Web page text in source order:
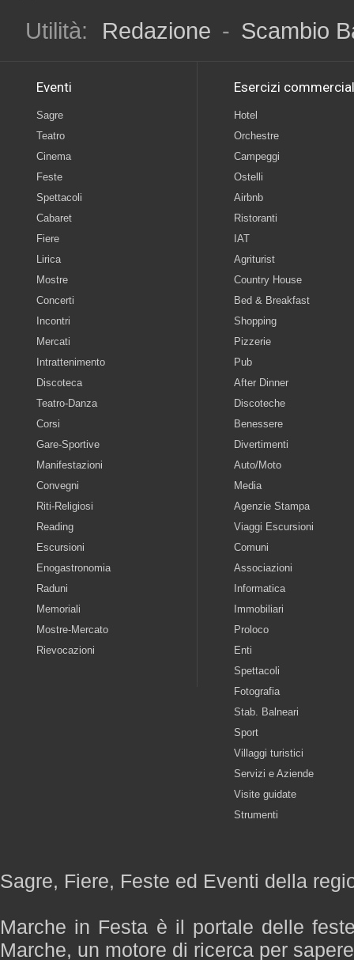
Utilità:
Redazione - Scambio
Eventi
Sagre
Teatro
Cinema
Feste
Spettacoli
Cabaret
Fiere
Lirica
Mostre
Concerti
Incontri
Mercati
Intrattenimento
Discoteca
Teatro-Danza
Corsi
Gare-Sportive
Manifestazioni
Convegni
Riti-Religiosi
Reading
Escursioni
Enogastronomia
Raduni
Memoriali
Mostre-Mercato
Rievocazioni
Esercizi
Hotel
Orchestre
Campeggi
Ostelli
Airbnb
Ristoranti
IAT
Agriturist
Country House
Bed & Breakfast
Shopping
Pizzerie
Pub
After Dinner
Discoteche
Benessere
Divertimenti
Auto/Moto
Media
Agenzie Stampa
Viaggi Escursioni
Comuni
Associazioni
Informatica
Immobiliari
Proloco
Enti
Spettacoli
Fotografia
Stab. Balneari
Sport
Villaggi turistici
Servizi e Aziende
Visite guidate
Strumenti
Sagre, Fiere, Feste ed Eventi della
Marche in Festa è il portale delle
Marche, un motore di ricerca per